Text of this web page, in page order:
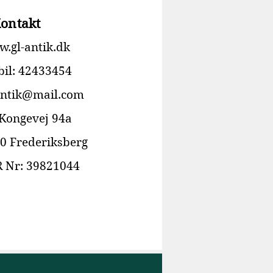
antik.dk
42433454
94a
Frederiksberg
Nr: 39821044